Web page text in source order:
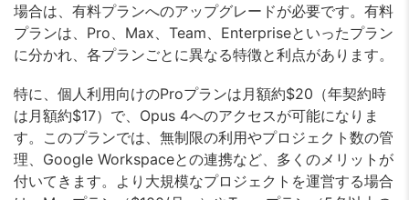
場合は、有料プランへのアップグレードが必要です。有料
プランは、Pro、Max、Team、Enterpriseといったプラン
に分かれ、各プランごとに異なる特徴と利点があります。
特に、個人利用向けのProプランは月額約$20（年契約時
は月額約$17）で、Opus 4へのアクセスが可能になりま
す。このプランでは、無制限の利用やプロジェクト数の管
理、Google Workspaceとの連携など、多くのメリットが
付いてきます。より大規模なプロジェクトを運営する場合